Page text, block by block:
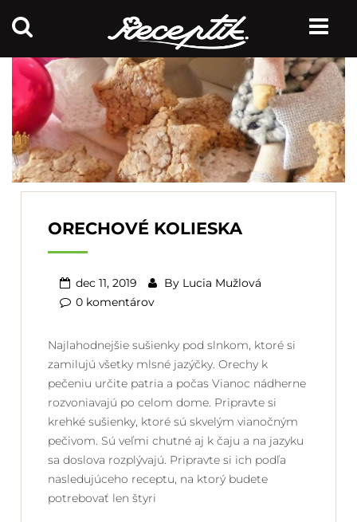
ORECHOVÉ KOLIESKA
dec 11, 2019 By Lucia Mužlová
0 komentárov
Najlahodnejšie sušienky pod slnkom, ktoré si
zamilujú všetky mlsné jazýčky. Orechy k
pečeniu určite patria a počas Vianoc nádherne
rozvoniavajú po celom dome. Pripravte si
krehké sušienky, ktoré sú skvelým vianočným
pečivom. Sú veľmi chutné aj k čaju a na jazyku
sa doslova rozplývajú. Pripravte si ich podľa
nasledujúceho receptu, na ktorý budete
potrebovať len štyri